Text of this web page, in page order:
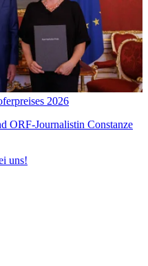
2026
ORF-Journalistin Constanze
uns!